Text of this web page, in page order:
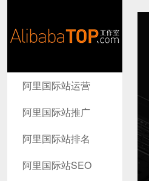
AlibabaTop
工作室
阿里国际站运营
阿里国际站推广
阿里国际站排名
阿里国际站SEO